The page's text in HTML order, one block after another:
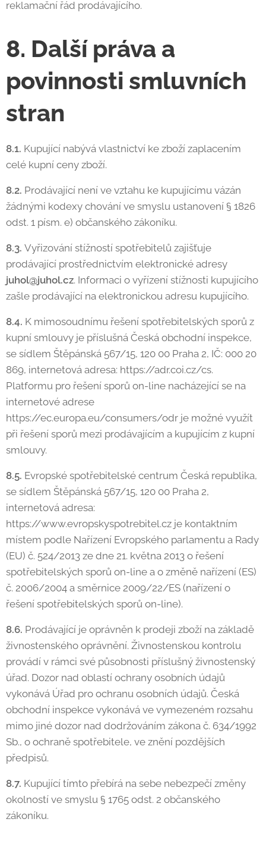
reklamační řád prodávajícího.
8. Další práva a
povinnosti smluvních
stran
8.1. Kupující nabývá vlastnictví ke zboží zaplacením
celé kupní ceny zboží.
8.2. Prodávající není ve vztahu ke kupujícímu vázán
žádnými kodexy chování ve smyslu ustanovení § 1826
odst. 1 písm. e) občanského zákoníku.
8.3. Vyřizování stížností spotřebitelů zajišťuje
prodávající prostřednictvím elektronické adresy
juhol@juhol.cz. Informaci o vyřízení stížnosti kupujícího
zašle prodávající na elektronickou adresu kupujícího.
8.4. K mimosoudnímu řešení spotřebitelských sporů z
kupní smlouvy je příslušná Česká obchodní inspekce,
se sídlem Štěpánská 567/15, 120 00 Praha 2, IČ: 000 20
869, internetová adresa: https://adr.coi.cz/cs.
Platformu pro řešení sporů on-line nacházející se na
internetové adrese
https://ec.europa.eu/consumers/odr je možné využít
při řešení sporů mezi prodávajícím a kupujícím z kupní
smlouvy.
8.5. Evropské spotřebitelské centrum Česká republika,
se sídlem Štěpánská 567/15, 120 00 Praha 2,
internetová adresa:
https://www.evropskyspotrebitel.cz je kontaktním
místem podle Nařízení Evropského parlamentu a Rady
(EU) č. 524/2013 ze dne 21. května 2013 o řešení
spotřebitelských sporů on-line a o změně nařízení (ES)
č. 2006/2004 a směrnice 2009/22/ES (nařízení o
řešení spotřebitelských sporů on-line).
8.6. Prodávající je oprávněn k prodeji zboží na základě
živnostenského oprávnění. Živnostenskou kontrolu
provádí v rámci své působnosti příslušný živnostenský
úřad. Dozor nad oblastí ochrany osobních údajů
vykonává Úřad pro ochranu osobních údajů. Česká
obchodní inspekce vykonává ve vymezeném rozsahu
mimo jiné dozor nad dodržováním zákona č. 634/1992
Sb., o ochraně spotřebitele, ve znění pozdějších
předpisů.
8.7. Kupující tímto přebírá na sebe nebezpečí změny
okolností ve smyslu § 1765 odst. 2 občanského
zákoníku.